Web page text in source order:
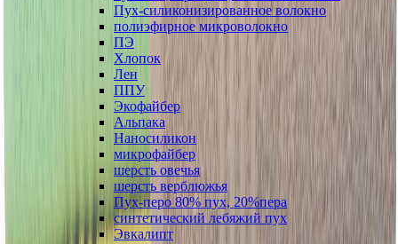
Пух-силиконизированное волокно
полиэфирное микроволокно
ПЭ
Хлопок
Лен
ППУ
Экофайбер
Альпака
Наносиликон
микрофайбер
шерсть овечья
шерсть верблюжья
Пух-перо 80% пух, 20%пера
синтетический лебяжий пух
Эвкалипт